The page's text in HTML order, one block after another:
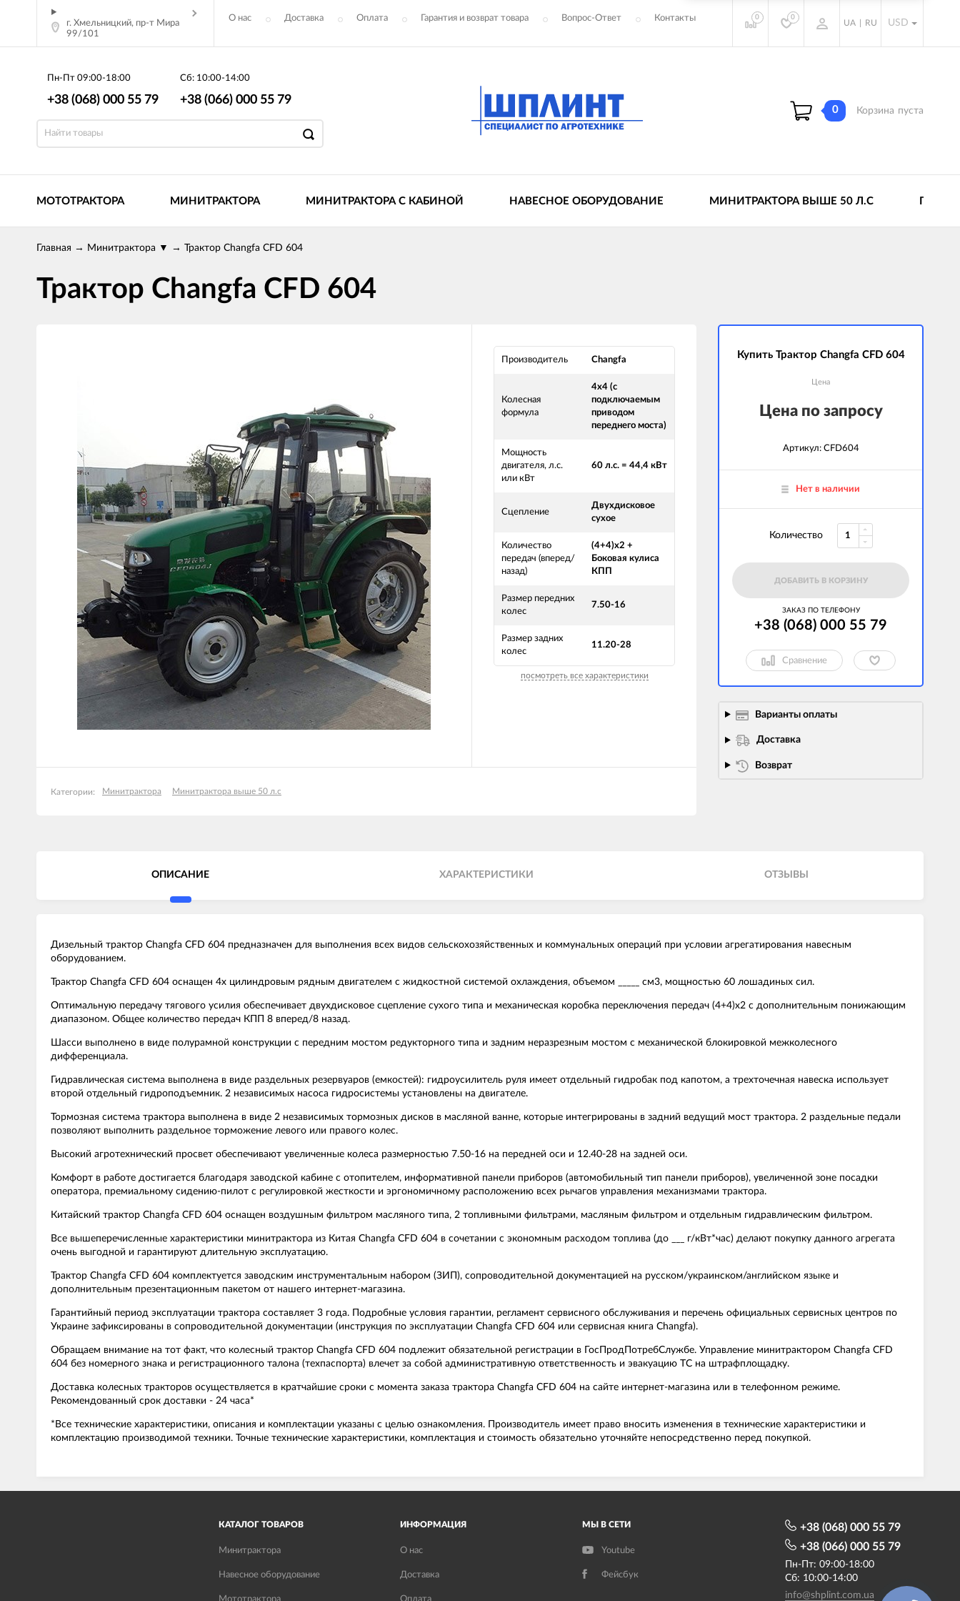
г. Хмельницкий, пр-т Мира
99/101
О нас Доставка Оплата Гарантия и возврат товара Вопрос-Ответ Контакты 0 0
UA RU USD
Пн-Пт 09:00-18:00
+38 (068) 000 55 79
Сб: 10:00-14:00
+38 (066) 000 55 79
0 Корзина пуста
МОТОТРАКТОРА МИНИТРАКТОРА МИНИТРАКТОРА С КАБИНОЙ НАВЕСНОЕ ОБОРУДОВАНИЕ МИНИТРАКТОРА ВЫШЕ 50 Л.С
Главная → Минитрактора ▼ → Трактор Changfa CFD 604
Трактор Changfa CFD 604
Производитель Changfa
Колесная
формула
4х4 (с
подключаемым
приводом
переднего моста)
Мощность
двигателя, л.с.
или кВт
60 л.с. = 44,4 кВт
Сцепление
Двухдисковое
сухое
Количество
передач (вперед/
назад)
(4+4)х2 +
Боковая кулиса
КПП
Размер передних
колес
7.50-16
Размер задних
колес
11.20-28
посмотреть все характеристики
Категории: Минитрактора Минитрактора выше 50 л.с
Купить Трактор Changfa CFD 604
Цена
Цена по запросу
Артикул: CFD604
Нет в наличии
Количество
ДОБАВИТЬ В КОРЗИНУ
ЗАКАЗ ПО ТЕЛЕФОНУ
+38 (068) 000 55 79
Сравнение
Варианты оплаты
Доставка
Возврат
ОПИСАНИЕ ХАРАКТЕРИСТИКИ ОТЗЫВЫ
Дизельный трактор Changfa CFD 604 предназначен для выполнения всех видов сельскохозяйственных и коммунальных операций при условии агрегатирования навесным
оборудованием.
Трактор Changfa CFD 604 оснащен 4х цилиндровым рядным двигателем с жидкостной системой охлаждения, объемом _____ см3, мощностью 60 лошадиных сил.
Оптимальную передачу тягового усилия обеспечивает двухдисковое сцепление сухого типа и механическая коробка переключения передач (4+4)х2 с дополнительным понижающим
диапазоном. Общее количество передач КПП 8 вперед/8 назад.
Шасси выполнено в виде полурамной конструкции с передним мостом редукторного типа и задним неразрезным мостом с механической блокировкой межколесного
дифференциала.
Гидравлическая система выполнена в виде раздельных резервуаров (емкостей): гидроусилитель руля имеет отдельный гидробак под капотом, а трехточечная навеска использует
второй отдельный гидроподъемник. 2 независимых насоса гидросистемы установлены на двигателе.
Тормозная система трактора выполнена в виде 2 независимых тормозных дисков в масляной ванне, которые интегрированы в задний ведущий мост трактора. 2 раздельные педали
позволяют выполнить раздельное торможение левого или правого колес.
Высокий агротехнический просвет обеспечивают увеличенные колеса размерностью 7.50-16 на передней оси и 12.40-28 на задней оси.
Комфорт в работе достигается благодаря заводской кабине с отопителем, информативной панели приборов (автомобильный тип панели приборов), увеличенной зоне посадки
оператора, премиальному сидению-пилот с регулировкой жесткости и эргономичному расположению всех рычагов управления механизмами трактора.
Китайский трактор Changfa CFD 604 оснащен воздушным фильтром масляного типа, 2 топливными фильтрами, масляным фильтром и отдельным гидравлическим фильтром.
Все вышеперечисленные характеристики минитрактора из Китая Changfa CFD 604 в сочетании с экономным расходом топлива (до ___ г/кВт*час) делают покупку данного агрегата
очень выгодной и гарантируют длительную эксплуатацию.
Трактор Changfa CFD 604 комплектуется заводским инструментальным набором (ЗИП), сопроводительной документацией на русском/украинском/английском языке и
дополнительным презентационным пакетом от нашего интернет-магазина.
Гарантийный период эксплуатации трактора составляет 3 года. Подробные условия гарантии, регламент сервисного обслуживания и перечень официальных сервисных центров по
Украине зафиксированы в сопроводительной документации (инструкция по эксплуатации Changfa CFD 604 или сервисная книга Changfa).
Обращаем внимание на тот факт, что колесный трактор Changfa CFD 604 подлежит обязательной регистрации в ГосПродПотребСлужбе. Управление минитрактором Changfa CFD
604 без номерного знака и регистрационного талона (техпаспорта) влечет за собой административную ответственность и эвакуацию ТС на штрафплощадку.
Доставка колесных тракторов осуществляется в кратчайшие сроки с момента заказа трактора Changfa CFD 604 на сайте интернет-магазина или в телефонном режиме.
Рекомендованный срок доставки - 24 часа*
*Все технические характеристики, описания и комплектации указаны с целью ознакомления. Производитель имеет право вносить изменения в технические характеристики и
комплектацию производимой техники. Точные технические характеристики, комплектация и стоимость обязательно уточняйте непосредственно перед покупкой.
КАТАЛОГ ТОВАРОВ
Минитрактора
Навесное оборудование
ИНФОРМАЦИЯ
О нас
Доставка
МЫ В СЕТИ
Youtube
Фейсбук
+38 (068) 000 55 79
+38 (066) 000 55 79
Пн-Пт: 09:00-18:00
Сб: 10:00-14:00
info@shplint.com.ua